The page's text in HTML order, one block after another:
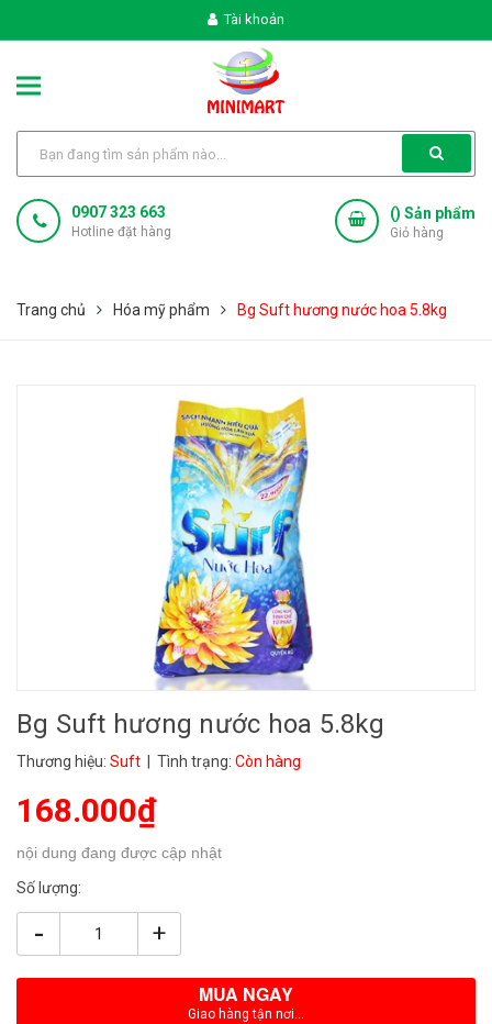
Tài khoản
0907 323 663
Hotline đặt hàng
() Sản phẩm
Giỏ hàng
Trang chủ Hóa mỹ phẩm Bg Suft hương nước hoa 5.8kg
Bg Suft hương nước hoa 5.8kg
Thương hiệu: Suft | Tình trạng: Còn hàng
168.000₫
nội dung đang được cập nhật
Số lượng:
- +
MUA NGAY
Giao hàng tận nơi...